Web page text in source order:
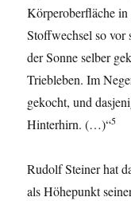
Körperoberfläche in
Stoffwechsel so
der Sonne selber
Triebleben. Im
gekocht, und
Hinterhirn. (…)“5
Rudolf Steiner hat
als Höhepunkt